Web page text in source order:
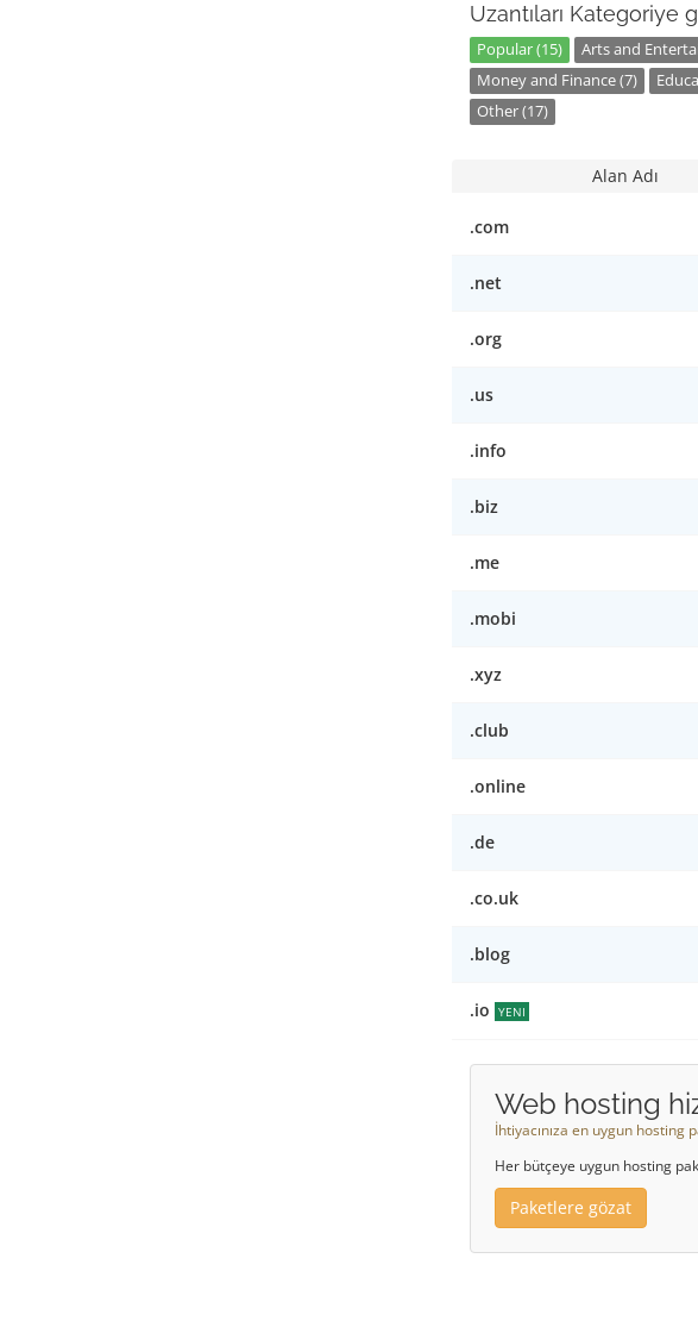
Uzantıları Kategoriye
Popular (15) Arts and
Money and Finance (7)
Other (17)
Alan Adı
.com
.net
.org
.us
.info
.biz
.me
.mobi
.xyz
.club
.online
.de
.co.uk
.blog
.io YENI
Web hosting
İhtiyacınıza en uygun hosting
Her bütçeye uygun hosting
Paketlere gözat